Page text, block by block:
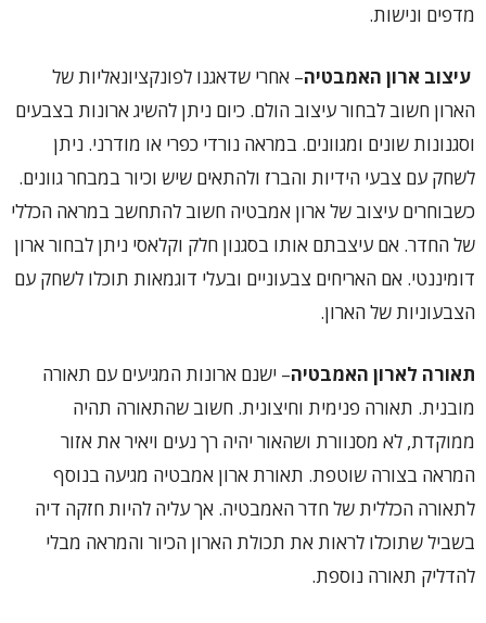
מדפים ונישות.
עיצוב ארון האמבטיה– אחרי שדאגנו לפונקציונאליות של
הארון חשוב לבחור עיצוב הולם. כיום ניתן להשיג ארונות בצבעים
וסגנונות שונים ומגוונים. במראה נורדי כפרי או מודרני. ניתן
לשחק עם צבעי הידיות והברז ולהתאים שיש וכיור במבחר גוונים.
כשבוחרים עיצוב של ארון אמבטיה חשוב להתחשב במראה הכללי
של החדר. אם עיצבתם אותו בסגנון חלק וקלאסי ניתן לבחור ארון
דומיננטי. אם האריחים צבעוניים ובעלי דוגמאות תוכלו לשחק עם
הצבעוניות של הארון.
תאורה לארון האמבטיה– ישנם ארונות המגיעים עם תאורה
מובנית. תאורה פנימית וחיצונית. חשוב שהתאורה תהיה
ממוקדת, לא מסנוורת ושהאור יהיה רך נעים ויאיר את אזור
המראה בצורה שוטפת. תאורת ארון אמבטיה מגיעה בנוסף
לתאורה הכללית של חדר האמבטיה. אך עליה להיות חזקה דיה
בשביל שתוכלו לראות את תכולת הארון הכיור והמראה מבלי
להדליק תאורה נוספת.